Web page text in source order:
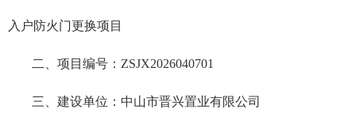
入户防火门更换项目
二、项目编号： ZSJX2026040701
三、建设单位：中山市晋兴置业有限公司